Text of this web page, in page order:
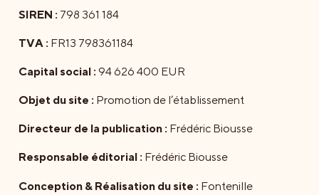
SIREN : 798 361 184
TVA : FR13 798361184
Capital social : 94 626 400 EUR
Objet du site : Promotion de l’établissement
Directeur de la publication : Frédéric Biousse
Responsable éditorial : Frédéric Biousse
Conception & Réalisation du site : Fontenille